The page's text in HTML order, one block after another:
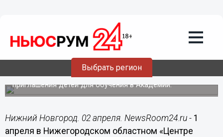
Выбрать регион
Отбор одаренных детей в Академию
танца при Театре балета Бориса
Эйфмана прошел в Нижнем
Предварительный отбор проходит с целью дальнейшего
приглашения детей для обучения в Академии.
Нижний Новгород. 02 апреля. NewsRoom24.ru - 1
апреля в Нижегородском областном «Центре